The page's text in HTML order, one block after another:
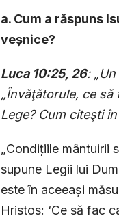
a. Cum a răspuns
veșnice?
Luca 10:25, 26:
„Învăţătorule, ce
Lege? Cum citeşti în
„Condițiile mântuirii
supune Legii lui
este în aceeași
Hristos: ‘Ce să fac